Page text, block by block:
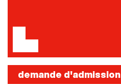
demande d'admission